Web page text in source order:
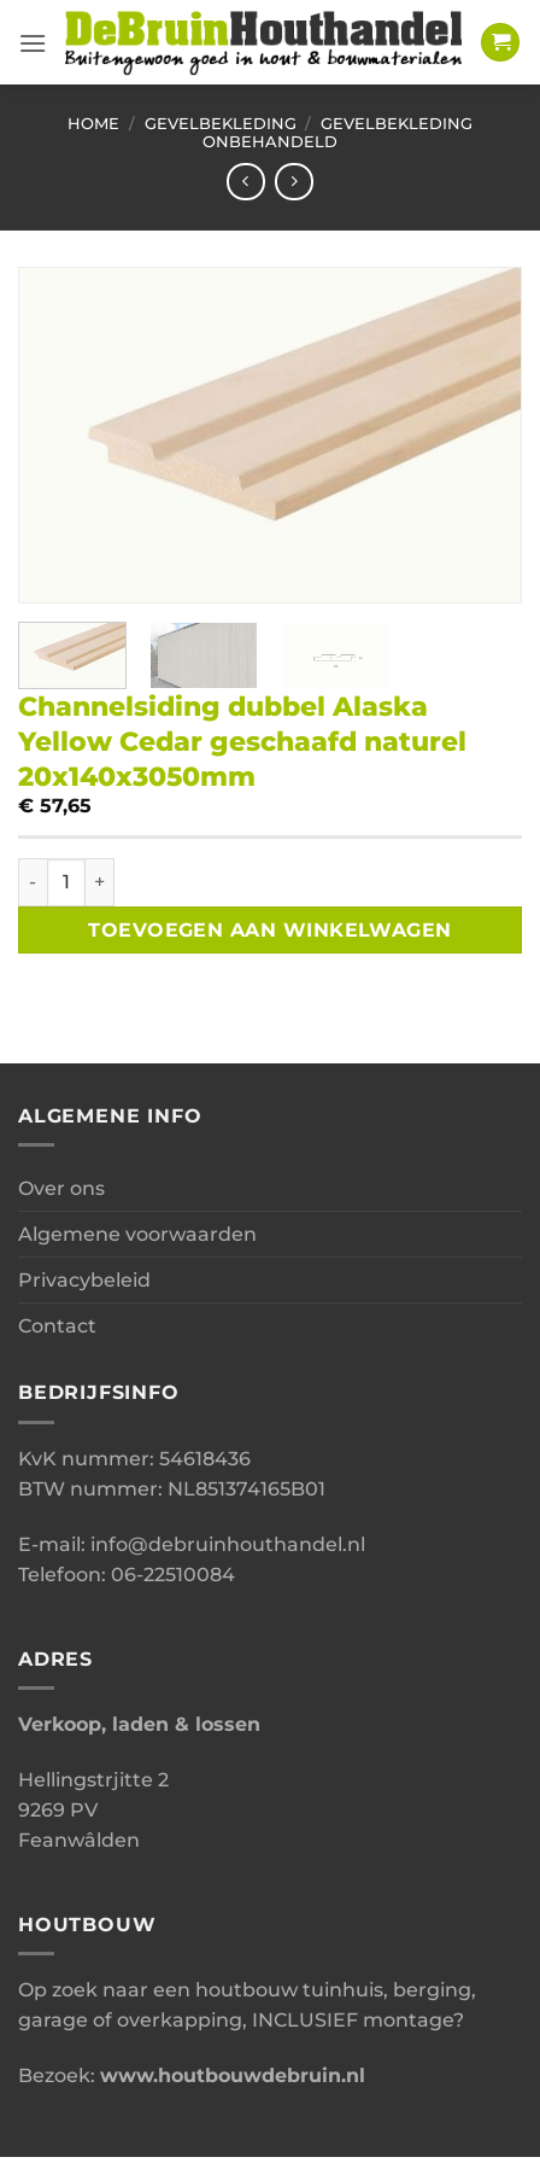
naar
HOME / GEVELBEKLEDING / GEVELBEKLEDING
ONBEHANDELD
Channelsiding dubbel Alaska
Yellow Cedar geschaafd naturel
20x140x3050mm
€ 57,65
Channelsiding dubbel Alaska Yellow Cedar geschaafd
TOEVOEGEN AAN WINKELWAGEN
ALGEMENE INFO
Over ons
Algemene voorwaarden
Privacybeleid
Contact
BEDRIJFSINFO
KvK nummer: 54618436
BTW nummer: NL851374165B01
E-mail: info@debruinhouthandel.nl
Telefoon: 06-22510084
ADRES
Verkoop, laden & lossen
Hellingstrjitte 2
9269 PV
Feanwâlden
HOUTBOUW
Op zoek naar een houtbouw tuinhuis, berging,
garage of overkapping, INCLUSIEF montage?
Bezoek: www.houtbouwdebruin.nl